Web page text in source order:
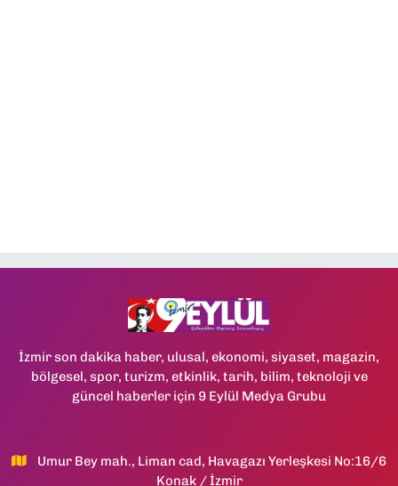
İzmir son dakika haber, ulusal, ekonomi, siyaset, magazin,
bölgesel, spor, turizm, etkinlik, tarih, bilim, teknoloji ve
güncel haberler için 9 Eylül Medya Grubu
Umur Bey mah., Liman cad, Havagazı Yerleşkesi No:16/6
Konak / İzmir